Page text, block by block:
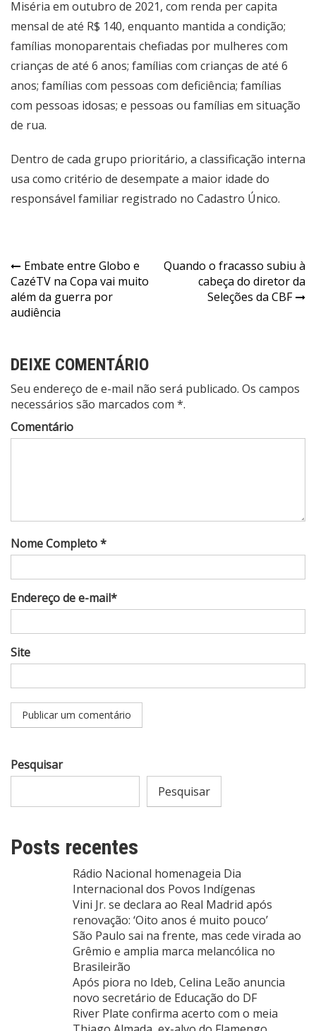
Miséria em outubro de 2021, com renda per capita
mensal de até R$ 140, enquanto mantida a condição;
famílias monoparentais chefiadas por mulheres com
crianças de até 6 anos; famílias com crianças de até 6
anos; famílias com pessoas com deficiência; famílias
com pessoas idosas; e pessoas ou famílias em situação
de rua.
Dentro de cada grupo prioritário, a classificação interna
usa como critério de desempate a maior idade do
responsável familiar registrado no Cadastro Único.
Navegação
de
Post
Embate entre Globo e
CazéTV na Copa vai muito
além da guerra por
audiência
Quando o fracasso subiu à
cabeça do diretor da
Seleções da CBF
DEIXE COMENTÁRIO
Seu endereço de e-mail não será publicado. Os campos
necessários são marcados com *.
Comentário
Nome Completo *
Endereço de e-mail*
Site
Pesquisar
Pesquisar
Posts recentes
Rádio Nacional homenageia Dia
Internacional dos Povos Indígenas
Vini Jr. se declara ao Real Madrid após
renovação: ‘Oito anos é muito pouco’
São Paulo sai na frente, mas cede virada ao
Grêmio e amplia marca melancólica no
Brasileirão
Após piora no Ideb, Celina Leão anuncia
novo secretário de Educação do DF
River Plate confirma acerto com o meia